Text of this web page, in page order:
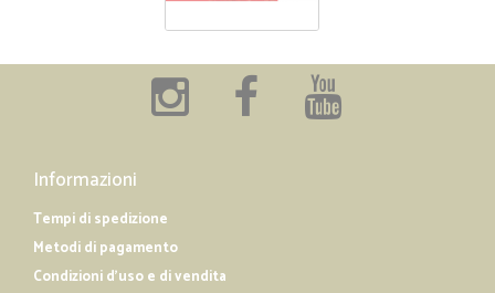
Informazioni
Tempi di spedizione
Metodi di pagamento
Condizioni d'uso e di vendita